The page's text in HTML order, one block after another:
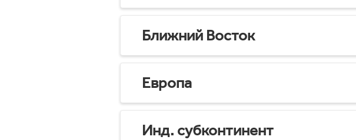
Ближний Восток
Европа
Инд. субконтинент